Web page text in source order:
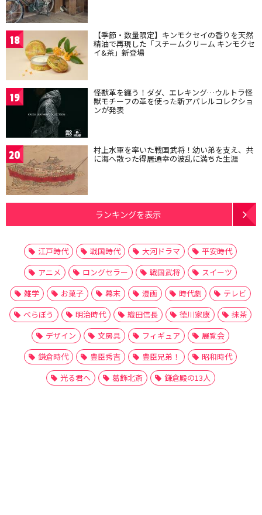
18 【季節・数量限定】キンモクセイの香りを天然
精油で再現した「スチームクリーム キンモクセ
イ&茶」新登場
19 怪獣革を纏う！ダダ、エレキング…ウルトラ怪
獣モチーフの革を使った新アパレルコレクショ
ンが発表
20 村上水軍を率いた戦国武将！幼い弟を支え、共
に海へ散った得居通幸の波乱に満ちた生涯
ランキングを表示
江戸時代 戦国時代 大河ドラマ
平安時代
アニメ
ロングセラー 戦国武将
スイーツ
雑学
お菓子 幕末 漫画 時代劇
テレビ
べらぼう
明治時代 織田信長 徳川家康
抹茶
デザイン
文房具 フィギュア
展覧会
鎌倉時代
豊臣秀吉 豊臣兄弟！
昭和時代
光る君へ
葛飾北斎 鎌倉殿の13人